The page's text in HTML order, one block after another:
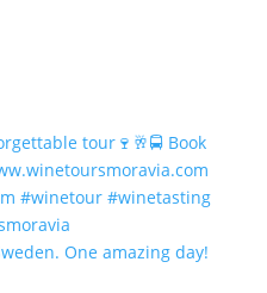
One amazing day!